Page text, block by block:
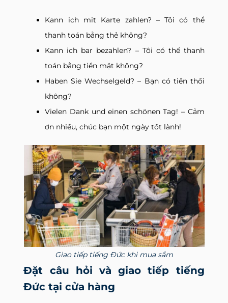
Kann ich mit Karte zahlen? – Tôi có thể
thanh toán bằng thẻ không?
Kann ich bar bezahlen? – Tôi có thể thanh
toán bằng tiền mặt không?
Haben Sie Wechselgeld? – Bạn có tiền thối
không?
Vielen Dank und einen schönen Tag! – Cảm
ơn nhiều, chúc bạn một ngày tốt lành!
Giao tiếp tiếng Đức khi mua sắm
Đặt câu hỏi và giao tiếp tiếng
Đức tại cửa hàng